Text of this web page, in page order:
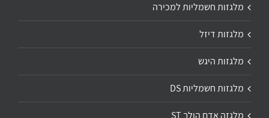
מלגזות חשמליות למכירה
מלגזות דיזל
מלגזות היגש
מלגזות חשמליות DS
מלגזה אדם הולך ST